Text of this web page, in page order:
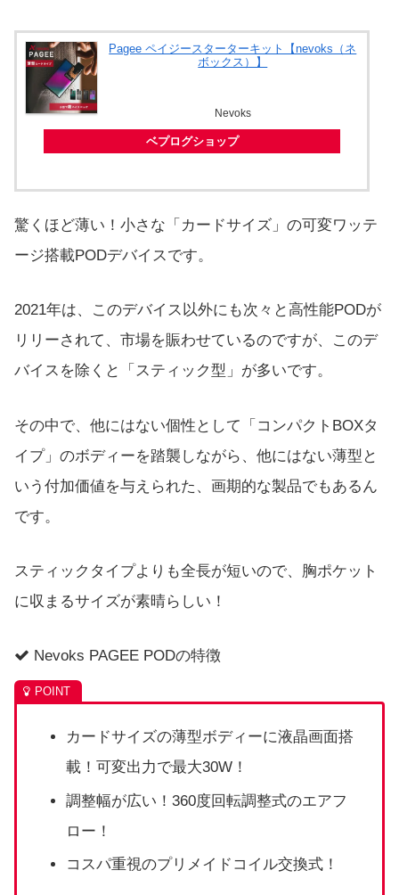
Pagee ペイジースターターキット【nevoks（ネ
ボックス）】
Nevoks
ベプログショップ
驚くほど薄い！小さな「カードサイズ」の可変ワッテ
ージ搭載PODデバイスです。
2021年は、このデバイス以外にも次々と高性能PODが
リリーされて、市場を賑わせているのですが、このデ
バイスを除くと「スティック型」が多いです。
その中で、他にはない個性として「コンパクトBOXタ
イプ」のボディーを踏襲しながら、他にはない薄型と
いう付加価値を与えられた、画期的な製品でもあるん
です。
スティックタイプよりも全長が短いので、胸ポケット
に収まるサイズが素晴らしい！
Nevoks PAGEE PODの特徴
カードサイズの薄型ボディーに液晶画面搭
載！可変出力で最大30W！
調整幅が広い！360度回転調整式のエアフ
ロー！
コスパ重視のプリメイドコイル交換式！